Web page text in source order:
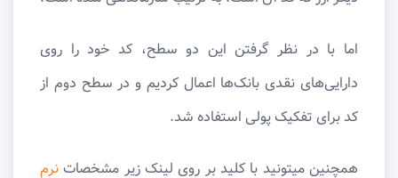
اما با در نظر گرفتن این دو سطح، کد خود را روی
دارایی‌های نقدی بانک‌ها اعمال کردیم و در سطح دوم از
کد برای تفکیک پولی استفاده شد.
همچنین میتونید با کلید بر روی لینک زیر مشخصات نرم